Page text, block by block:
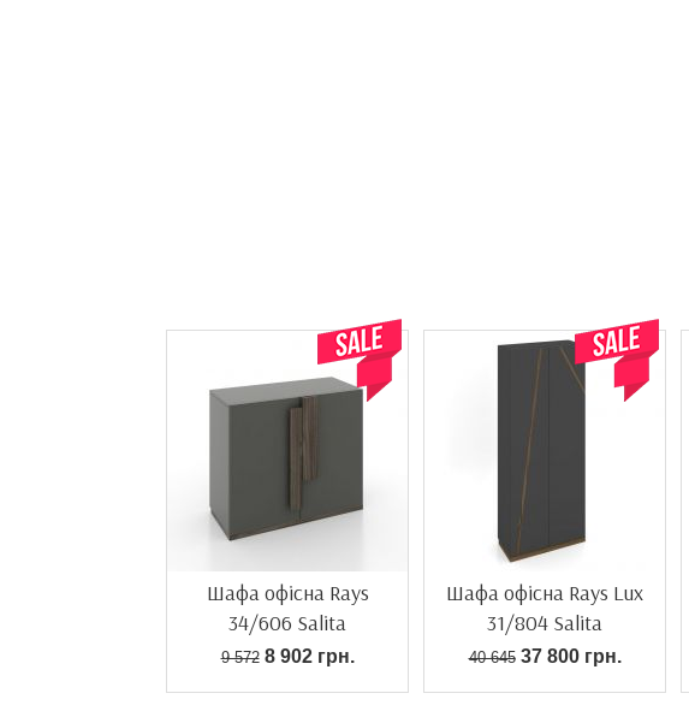
Шафа офісна Rays
34/606 Salita
9 5728 902 грн.
Шафа офісна Rays Lux
31/804 Salita
40 64537 800 грн.
Акція!